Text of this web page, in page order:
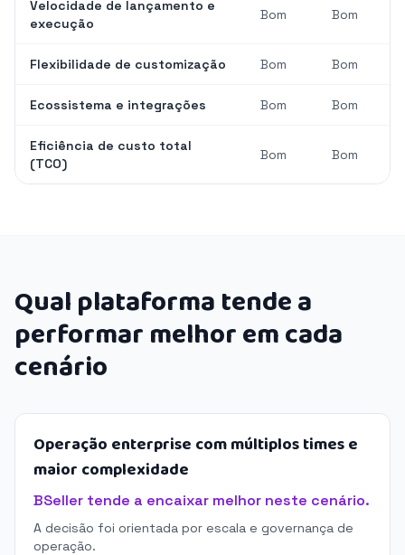
Velocidade de lançamento e
execução
Bom Bom
Flexibilidade de customização Bom Bom
Ecossistema e integrações Bom Bom
Eficiência de custo total
(TCO)
Bom Bom
Qual plataforma tende a
performar melhor em cada
cenário
Operação enterprise com múltiplos times e
maior complexidade
BSeller tende a encaixar melhor neste cenário.
A decisão foi orientada por escala e governança de
operação.